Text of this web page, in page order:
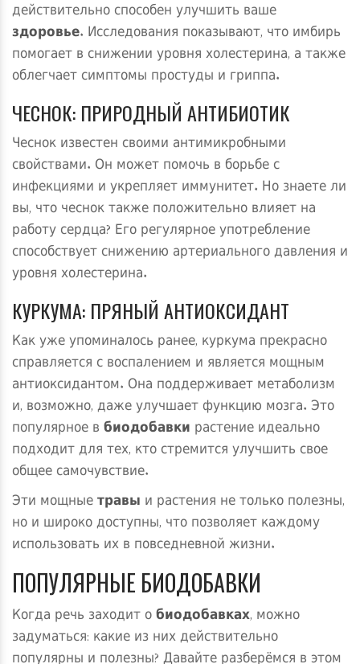
действительно способен улучшить ваше
здоровье. Исследования показывают, что имбирь
помогает в снижении уровня холестерина, а также
облегчает симптомы простуды и гриппа.
ЧЕСНОК: ПРИРОДНЫЙ АНТИБИОТИК
Чеснок известен своими антимикробными
свойствами. Он может помочь в борьбе с
инфекциями и укрепляет иммунитет. Но знаете ли
вы, что чеснок также положительно влияет на
работу сердца? Его регулярное употребление
способствует снижению артериального давления и
уровня холестерина.
КУРКУМА: ПРЯНЫЙ АНТИОКСИДАНТ
Как уже упоминалось ранее, куркума прекрасно
справляется с воспалением и является мощным
антиоксидантом. Она поддерживает метаболизм
и, возможно, даже улучшает функцию мозга. Это
популярное в биодобавки растение идеально
подходит для тех, кто стремится улучшить свое
общее самочувствие.
Эти мощныетравы и растения не только полезны,
но и широко доступны, что позволяет каждому
использовать их в повседневной жизни.
ПОПУЛЯРНЫЕ БИОДОБАВКИ
Когда речь заходит обиодобавках, можно
задуматься: какие из них действительно